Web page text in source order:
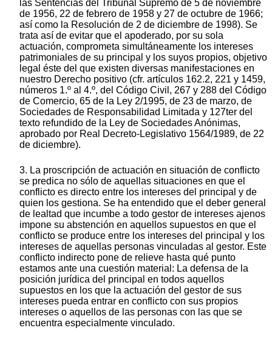
las Sentencias del Tribunal Supremo de 5 de noviembre
de 1956, 22 de febrero de 1958 y 27 de octubre de 1966;
así como la Resolución de 2 de diciembre de 1998). Se
trata así de evitar que el apoderado, por su sola
actuación, comprometa simultáneamente los intereses
patrimoniales de su principal y los suyos propios, objetivo
legal éste del que existen diversas manifestaciones en
nuestro Derecho positivo (cfr. artículos 162.2, 221 y 1459,
números 1.º al 4.º, del Código Civil, 267 y 288 del Código
de Comercio, 65 de la Ley 2/1995, de 23 de marzo, de
Sociedades de Responsabilidad Limitada y 127ter del
texto refundido de la Ley de Sociedades Anónimas,
aprobado por Real Decreto-Legislativo 1564/1989, de 22
de diciembre).
3. La proscripción de actuación en situación de conflicto
se predica no sólo de aquellas situaciones en que el
conflicto es directo entre los intereses del principal y de
quien los gestiona. Se ha entendido que el deber general
de lealtad que incumbe a todo gestor de intereses ajenos
impone su abstención en aquellos supuestos en que el
conflicto se produce entre los intereses del principal y los
intereses de aquellas personas vinculadas al gestor. Este
conflicto indirecto pone de relieve hasta qué punto
estamos ante una cuestión material: La defensa de la
posición jurídica del principal en todos aquellos
supuestos en los que la actuación del gestor de sus
intereses pueda entrar en conflicto con sus propios
intereses o aquellos de las personas con las que se
encuentra especialmente vinculado.